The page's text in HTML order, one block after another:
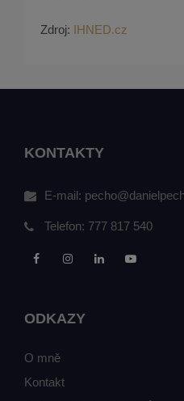
Zdroj: IHNED.cz
KONTAKTY
E-mail:
Telefon: 777 817 540
ODKAZY
O mně
Kontakt